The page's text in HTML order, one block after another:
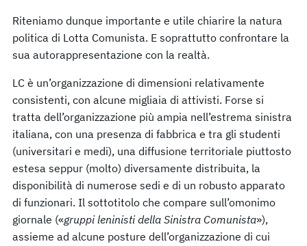
Riteniamo dunque importante e utile chiarire la natura
politica di Lotta Comunista. E soprattutto confrontare la
sua autorappresentazione con la realtà.
LC è un’organizzazione di dimensioni relativamente
consistenti, con alcune migliaia di attivisti. Forse si
tratta dell’organizzazione più ampia nell’estrema sinistra
italiana, con una presenza di fabbrica e tra gli studenti
(universitari e medi), una diffusione territoriale piuttosto
estesa seppur (molto) diversamente distribuita, la
disponibilità di numerose sedi e di un robusto apparato
di funzionari. Il sottotitolo che compare sull’omonimo
giornale («gruppi leninisti della Sinistra Comunista»),
assieme ad alcune posture dell’organizzazione di cui